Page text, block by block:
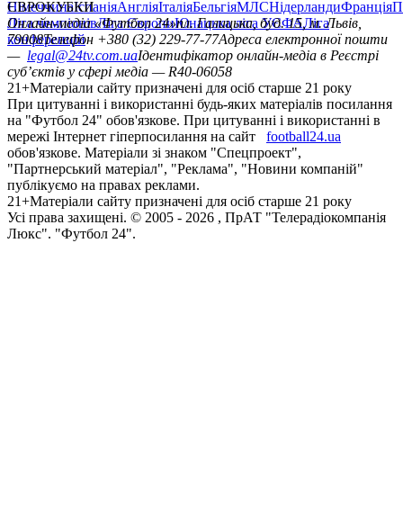
НімеччинаІспаніяАнгліяІталіяБельгіяМЛСНідерландиФранція
ЄВРОКУБКИ
Ліга чемпіонівЛіга ЄвропиЮнацька ліга УЄФАЛіга
конференцій
Онлайн-медіа «Футбол 24»пл. Галицька, буд. 15, м. Львів,
79008Телефон +380 (32) 229-77-77Адреса електронної пошти
— legal@24tv.com.uaІдентифікатор онлайн-медіа в Реєстрі
суб’єктів у сфері медіа — R40-06058
21+Матеріали сайту призначені для осіб старше 21 року
При цитуванні і використанні будь-яких матеріалів посилання
на "Футбол 24" обов'язкове. При цитуванні і використанні в
мережі Інтернет гіперпосилання на сайт
football24.ua
обов'язкове. Матеріали зі знаком "Спецпроект",
"Партнерський матеріал", "Реклама", "Новини компаній"
публікуємо на правах реклами.
21+Матеріали сайту призначені для осіб старше 21 року
Усi права захищенi. © 2005 - 2026 , ПрАТ "Телерадіокомпанія
Люкс". "Футбол 24".